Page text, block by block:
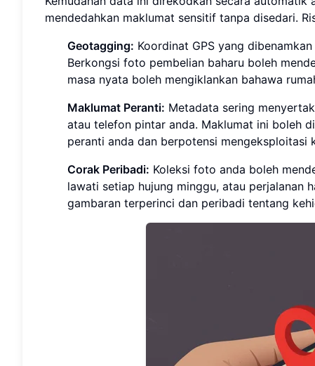
mendedahkan maklumat sensitif tanpa disedari.
Geotagging: Koordinat GPS yang
Berkongsi foto pembelian baharu boleh
masa nyata boleh mengiklankan bahawa
Maklumat Peranti: Metadata sering
atau telefon pintar anda. Maklumat ini boleh
peranti anda dan berpotensi mengeksploitasi
Corak Peribadi: Koleksi foto anda boleh
lawati setiap hujung minggu, atau perjalanan
gambaran terperinci dan peribadi tentang